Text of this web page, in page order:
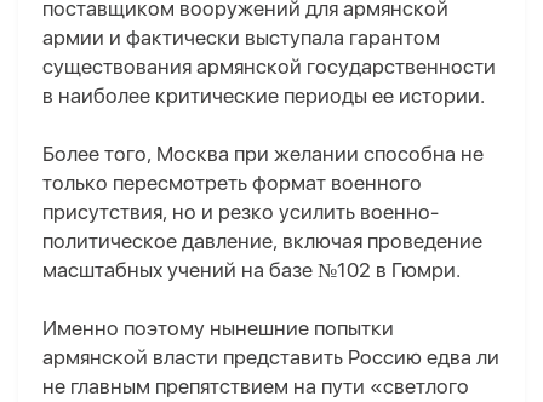
поставщиком вооружений для армянской
армии и фактически выступала гарантом
существования армянской государственности
в наиболее критические периоды ее истории.
Более того, Москва при желании способна не
только пересмотреть формат военного
присутствия, но и резко усилить военно-
политическое давление, включая проведение
масштабных учений на базе №102 в Гюмри.
Именно поэтому нынешние попытки
армянской власти представить Россию едва ли
не главным препятствием на пути «светлого